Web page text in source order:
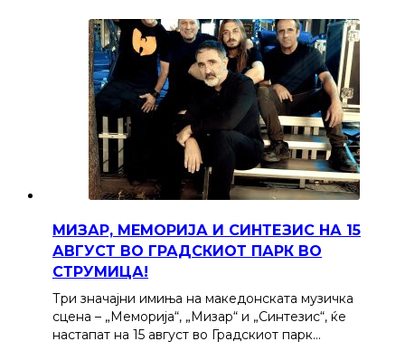
МИЗАР, МЕМОРИЈА И СИНТЕЗИС НА 15
АВГУСТ ВО ГРАДСКИОТ ПАРК ВО
СТРУМИЦА!
Три значајни имиња на македонската музичка
сцена – „Меморија“, „Мизар“ и „Синтезис“, ќе
настапат на 15 август во Градскиот парк…